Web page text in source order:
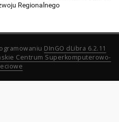
Regionalnego
DInGO dLibra 6.2.11
Centrum Superkomputerowo-